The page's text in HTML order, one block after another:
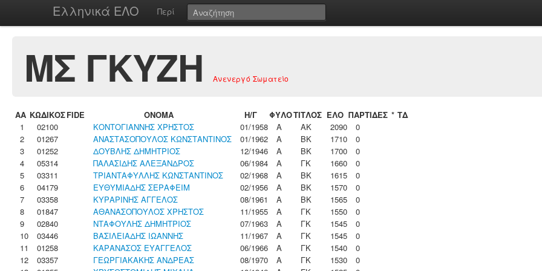
Ελληνικά ΕΛΟ Περί
ΜΣ ΓΚΥΖΗ Ανενεργό Σωματείο
ΑΑ ΚΩΔΙΚΟΣFIDE ΟΝΟΜΑ Η/Γ ΦΥΛΟΤΙΤΛΟΣ ΕΛΟ ΠΑΡΤΙΔΕΣ * ΤΔ
1
02100 ΚΟΝΤΟΓΙΑΝΝΗΣ ΧΡΗΣΤΟΣ 01/1958 Α ΑΚ 2090
0
2
01267 ΑΝΑΣΤΑΣΟΠΟΥΛΟΣ ΚΩΝΣΤΑΝΤΙΝΟΣ 01/1962 Α ΒΚ 1710
0
3
01252 ΔΟΥΒΛΗΣ ΔΗΜΗΤΡΙΟΣ 12/1946 Α ΒΚ 1700
0
4
05314 ΠΑΛΑΣΙΔΗΣ ΑΛΕΞΑΝΔΡΟΣ 06/1984 Α ΓΚ 1660
0
5
03311 ΤΡΙΑΝΤΑΦΥΛΛΗΣ ΚΩΝΣΤΑΝΤΙΝΟΣ 02/1968 Α ΒΚ 1615
0
6
04179 ΕΥΘΥΜΙΑΔΗΣ ΣΕΡΑΦΕΙΜ 02/1956 Α ΒΚ 1570
0
7
03358 ΚΥΡΑΡΙΝΗΣ ΑΓΓΕΛΟΣ 08/1961 Α ΒΚ 1565
0
8
01847 ΑΘΑΝΑΣΟΠΟΥΛΟΣ ΧΡΗΣΤΟΣ 11/1955 Α ΓΚ 1550
0
9
02840 ΝΤΑΦΟΥΛΗΣ ΔΗΜΗΤΡΙΟΣ 07/1963 Α ΓΚ 1545
0
10
03446 ΒΑΣΙΛΕΙΑΔΗΣ ΙΩΑΝΝΗΣ 11/1967 Α ΓΚ 1545
0
11
01258 ΚΑΡΑΝΑΣΟΣ ΕΥΑΓΓΕΛΟΣ 06/1966 Α ΓΚ 1540
0
12
03357 ΓΕΩΡΓΙΑΚΑΚΗΣ ΑΝΔΡΕΑΣ 08/1970 Α ΓΚ 1530
0